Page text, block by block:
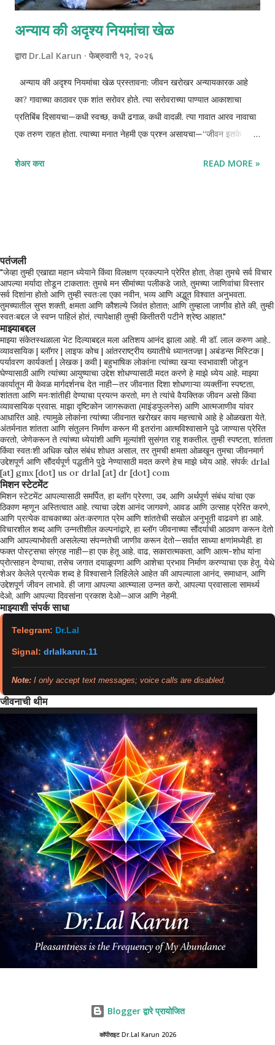
अन्याय की अदृश्य नियमांचा खेळ
द्वारा Dr.Lal Karun फेब्रुवारी १२, २०२६
अन्याय की अदृश्य नियमांचा खेळ प्रस्तावना: जीवन खरोखर अन्यायकारक आहे
का? गावाच्या काठावर एक शांत सरोवर होते. त्या सरोवराच्या पाण्यात आकाशाचा
प्रतिबिंब दिसायचा—कधी स्वच्छ, कधी ढगाळ, कधी वादळी. त्या गावात आरव नावाचा
एक तरुण राहत होता. त्याच्या मनात नेहमी एक प्रश्न असायचा—“जीवन इतके
इतरांना सहज मिळणाऱ्या संधी त्याला कधीच मिळत नाहीत. काही लोक यशस्वी, आनंदी
पाहिले आणि हसत विचारले, “तू पाण्याकडे इतक्या रागाने का पाहतो आहेस?” आरव
म्हणाला, “हे पाणीही माझ्यासारखेच आहे—कधी शांत नाही. जीवन माझ्याशी अन्याय
करते.” साधूंनी पाण्यात एक छोटासा दगड टाकला. लाटा उठल्या, प्रतिबिंब अधिकच
तुटले. “हे पाहिलेस?” साधू म्हणाले. “द...
शेअर करा READ MORE »
पतंजली
"जेव्हा तुम्ही एखाद्या महान ध्येयाने किंवा विलक्षण प्रकल्पाने प्रेरित होता, तेव्हा तुमचे सर्व विचार
आपल्या मर्यादा तोडून टाकतात: तुमचे मन सीमांच्या पलीकडे जाते, तुमच्या जाणिवांचा विस्तार
सर्व दिशांना होतो आणि तुम्ही स्वतःला एका नवीन, भव्य आणि अद्भूत विश्वात अनुभवता.
तुमच्यातील सुप्त शक्ती, क्षमता आणि कौशल्ये जिवंत होतात; आणि तुम्हाला जाणीव होते की, तुम्ही
स्वतःबद्दल जे स्वप्न पाहिलं होतं, त्यापेक्षाही तुम्ही कितीतरी पटीने श्रेष्ठ आहात."
माझ्याबद्दल
माझ्या संकेतस्थळाला भेट दिल्याबद्दल मला अतिशय आनंद झाला आहे. मी डॉ. लाल करुण आहे..
व्यावसायिक | ब्लॉगर | लाइफ कोच | आंतरराष्ट्रीय ख्यातीचे ध्यानतज्ज्ञ | अबंडन्स मिस्टिक |
पर्यावरण कार्यकर्ता | लेखक | कवी | बहुभाषिक लोकांना त्यांच्या खऱ्या स्वभावाशी जोडून
घेण्यासाठी आणि त्यांच्या आयुष्याचा उद्देश शोधण्यासाठी मदत करणे हे माझे ध्येय आहे. माझ्या
कार्यातून मी केवळ मार्गदर्शनच देत नाही—तर जीवनात दिशा शोधणाऱ्या व्यक्तींना स्पष्टता,
शांतता आणि मनःशांतीही देण्याचा प्रयत्न करतो, मग ते त्यांचे वैयक्तिक जीवन असो किंवा
व्यावसायिक प्रवास. माझा दृष्टिकोन जागरूकता (माइंडफुलनेस) आणि आत्मजाणीव यांवर
आधारित आहे. त्यामुळे लोकांना त्यांच्या जीवनात खरोखर काय महत्त्वाचे आहे हे ओळखता येते.
अंतर्मनात शांतता आणि संतुलन निर्माण करून मी इतरांना आत्मविश्वासाने पुढे जाण्यास प्रेरित
करतो, जेणेकरून ते त्यांच्या ध्येयांशी आणि मूल्यांशी सुसंगत राहू शकतील. तुम्ही स्पष्टता, शांतता
किंवा स्वतःशी अधिक खोल संबंध शोधत असाल, तर तुमची क्षमता ओळखून तुमचा जीवनमार्ग
उद्देशपूर्ण आणि सौंदर्यपूर्ण पद्धतीने पुढे नेण्यासाठी मदत करणे हेच माझे ध्येय आहे. संपर्क: drlal
[at] gmx [dot] us or drlal [at] dr [dot] com
मिशन स्टेटमेंट
मिशन स्टेटमेंट आपल्यासाठी समर्पित, हा ब्लॉग प्रेरणा, उब, आणि अर्थपूर्ण संबंध यांचा एक
ठिकाण म्हणून अस्तित्वात आहे. त्याचा उद्देश आनंद जागवणे, आवड आणि उत्साह प्रेरित करणे,
आणि प्रत्येक वाचकाच्या अंतःकरणात प्रेम आणि शांततेची सखोल अनुभूती वाढवणे हा आहे.
विचारशील शब्द आणि उन्नतीशील कल्पनांद्वारे, हा ब्लॉग जीवनाच्या सौंदर्याची आठवण करून देतो
आणि आपल्याभोवती असलेल्या संपन्नतेची जाणीव करून देतो—सर्वात साध्या क्षणांमध्येही. हा
फक्त पोस्ट्सचा संग्रह नाही—हा एक हेतू आहे. वाढ, सकारात्मकता, आणि आत्म-शोध यांना
प्रोत्साहन देण्याचा, तसेच जगात दयाळूपणा आणि आशेचा प्रभाव निर्माण करण्याचा एक हेतू. येथे
शेअर केलेले प्रत्येक शब्द हे विश्वासाने लिहिलेले आहेत की आपल्याला आनंद, समाधान, आणि
उद्देशपूर्ण जीवन लाभावे. ही जागा आपल्या आत्म्याला उन्नत करो, आपल्या प्रवासाला सामर्थ्य
देओ, आणि आपल्या दिवसांना प्रकाश देओ—आज आणि नेहमी.
माझ्याशी संपर्क साधा
Telegram: Dr.Lal
Signal: drlalkarun.11
Note: I only accept text messages; voice calls are disabled.
जीवनाची थीम
Blogger द्वारे प्रायोजित
कॉपीराइट Dr.Lal Karun 2026